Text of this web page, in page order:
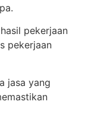
pekerjaan
pekerjaan
jasa yang